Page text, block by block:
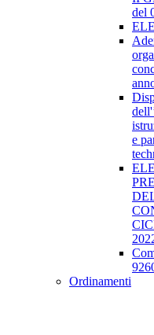
del
e
Ordinamenti